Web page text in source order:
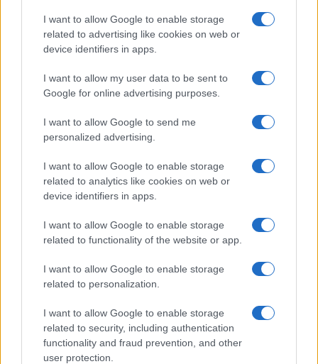
I want to allow Google to enable storage
related to advertising like cookies on web or
device identifiers in apps.
I want to allow my user data to be sent to
Google for online advertising purposes.
I want to allow Google to send me
personalized advertising.
I want to allow Google to enable storage
related to analytics like cookies on web or
device identifiers in apps.
I want to allow Google to enable storage
related to functionality of the website or app.
I want to allow Google to enable storage
related to personalization.
I want to allow Google to enable storage
related to security, including authentication
functionality and fraud prevention, and other
user protection.
Strada Sassari-Olbia, incidente all’alba: ferito il
conducente
Eventi in Gallura, da Jovanotti alla zuppa
gallurese: gli appuntamenti da non perdere
Lettini e arredi abusivi sulla spiaggia libera,
sequestri a Olbia e Arzachena
È morto Francesco Guccini, il maestro che
rifiutò la Costa Smeralda
Nuovo sportello rifiuti a Palau, una svolta per gli
utenti